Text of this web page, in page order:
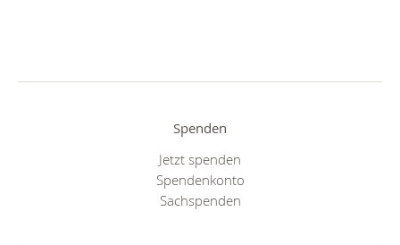
Spenden
Jetzt spenden
Spendenkonto
Sachspenden